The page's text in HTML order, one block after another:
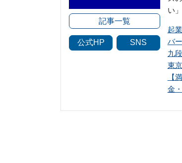
い
起
バ
九
東
【
金
記事一覧
公式HP SNS